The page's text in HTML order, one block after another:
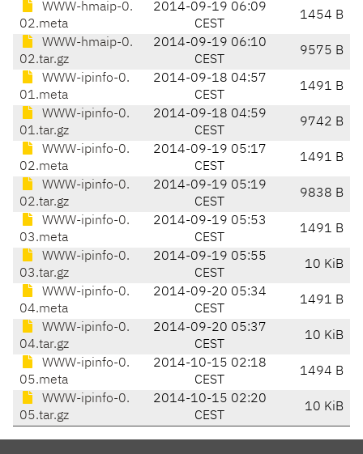
WWW-hmaip-0.
02.meta
2014-09-19 06:09
CEST
1454 B
WWW-hmaip-0.
02.tar.gz
2014-09-19 06:10
CEST
9575 B
WWW-ipinfo-0.
01.meta
2014-09-18 04:57
CEST
1491 B
WWW-ipinfo-0.
01.tar.gz
2014-09-18 04:59
CEST
9742 B
WWW-ipinfo-0.
02.meta
2014-09-19 05:17
CEST
1491 B
WWW-ipinfo-0.
02.tar.gz
2014-09-19 05:19
CEST
9838 B
WWW-ipinfo-0.
03.meta
2014-09-19 05:53
CEST
1491 B
WWW-ipinfo-0.
03.tar.gz
2014-09-19 05:55
CEST
10 KiB
WWW-ipinfo-0.
04.meta
2014-09-20 05:34
CEST
1491 B
WWW-ipinfo-0.
04.tar.gz
2014-09-20 05:37
CEST
10 KiB
WWW-ipinfo-0.
05.meta
2014-10-15 02:18
CEST
1494 B
WWW-ipinfo-0.
05.tar.gz
2014-10-15 02:20
CEST
10 KiB